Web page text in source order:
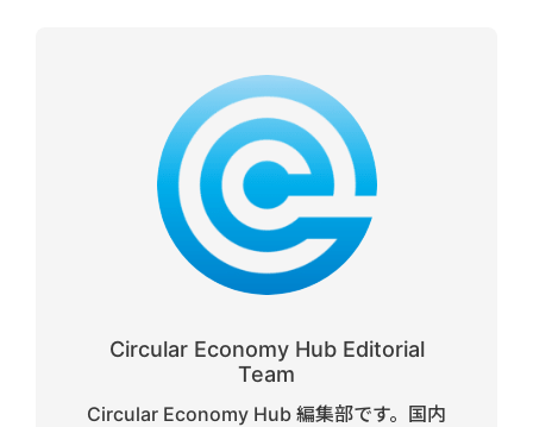
Circular Economy Hub Editorial
Team
Circular Economy Hub 編集部です。国内